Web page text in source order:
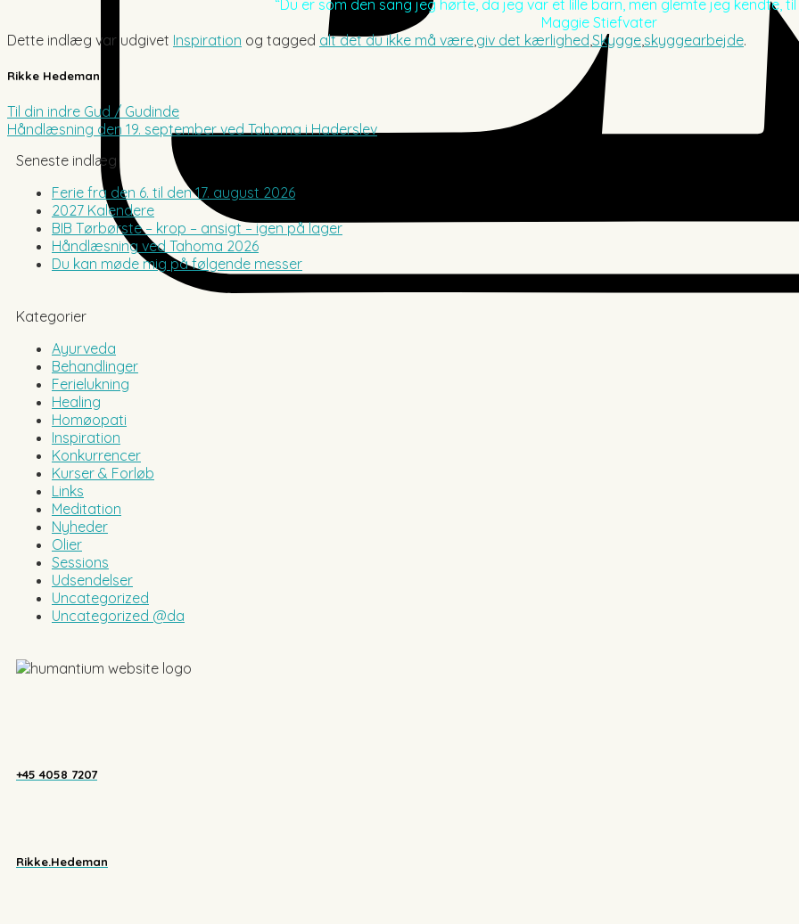
“Du er som den sang jeg hørte, da jeg var et lille barn, men glemte jeg kendte,
Maggie Stiefvater
Dette indlæg var udgivet Inspiration og tagged alt det du ikke må være giv det kærlighed Skygge skyggearbejde.
Rikke Hedeman
Til din indre Gud / Gudinde
Håndlæsning den 19. september ved Tahoma i Haderslev
Seneste indlæg
Ferie fra den 6. til den 17. august 2026
2027 Kalendere
BIB Tørbørste – krop – ansigt – igen på lager
Håndlæsning ved Tahoma 2026
Du kan møde mig på følgende messer
Kategorier
Ayurveda
Behandlinger
Ferielukning
Healing
Homøopati
Inspiration
Konkurrencer
Kurser & Forløb
Links
Meditation
Nyheder
Olier
Sessions
Udsendelser
Uncategorized
Uncategorized @da
+45 4058 7207
Rikke.Hedeman